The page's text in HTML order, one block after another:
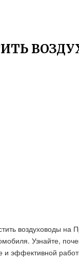
воздуховоды на
Узнайте,
и эффективной